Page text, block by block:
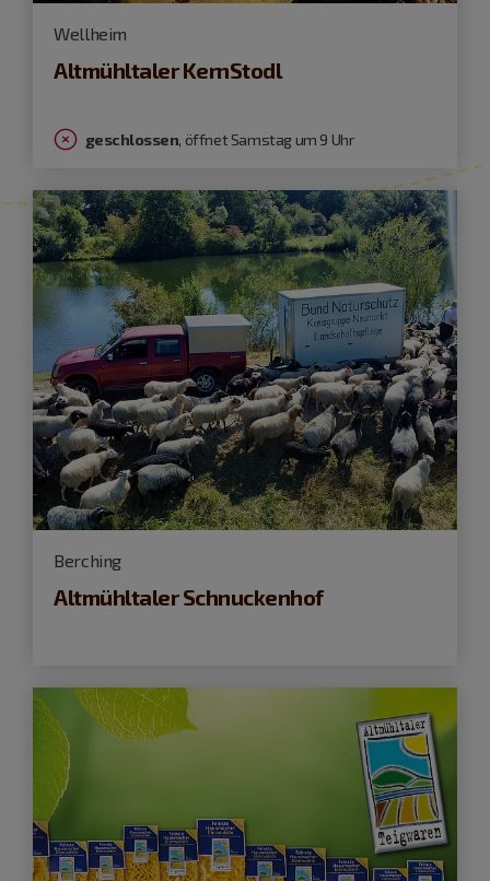
Wellheim
Altmühltaler KernStodl
geschlossen, öffnet Samstag um 9 Uhr
Berching
Altmühltaler Schnuckenhof